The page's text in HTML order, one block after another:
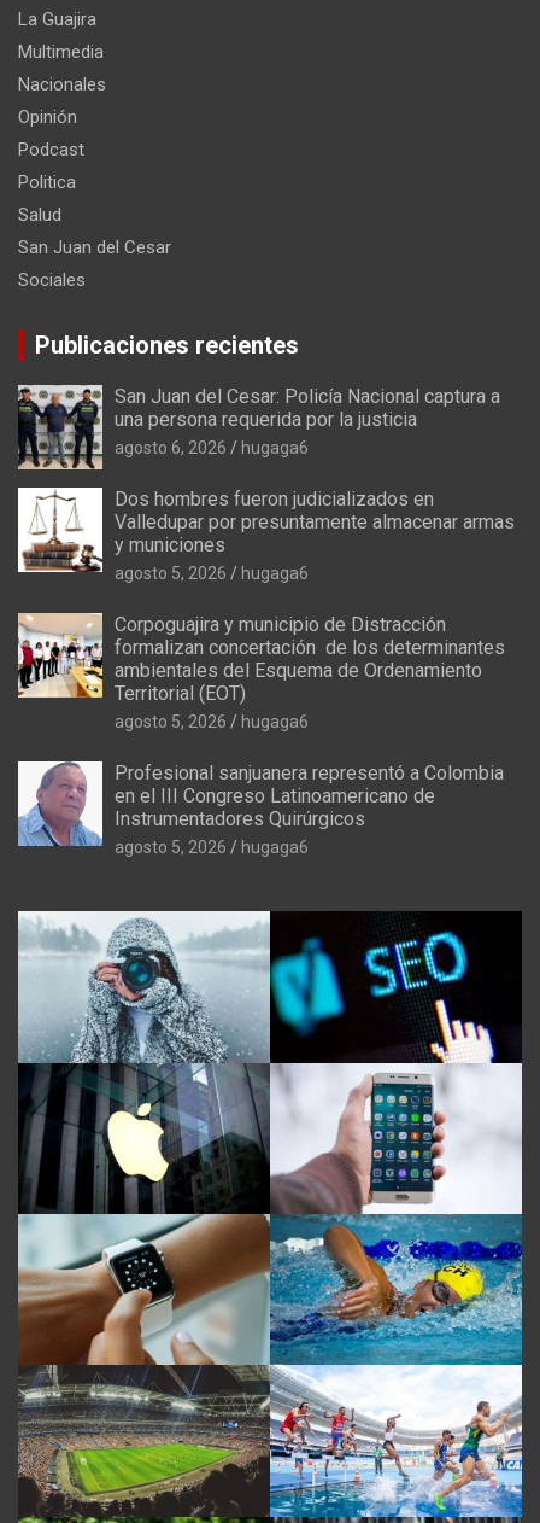
La Guajira
Multimedia
Nacionales
Opinión
Podcast
Politica
Salud
San Juan del Cesar
Sociales
Publicaciones recientes
San Juan del Cesar: Policía Nacional captura a
una persona requerida por la justicia
agosto 6, 2026 hugaga6
Dos hombres fueron judicializados en
Valledupar por presuntamente almacenar armas
y municiones
agosto 5, 2026 hugaga6
Corpoguajira y municipio de Distracción
formalizan concertación de los determinantes
ambientales del Esquema de Ordenamiento
Territorial (EOT)
agosto 5, 2026 hugaga6
Profesional sanjuanera representó a Colombia
en el III Congreso Latinoamericano de
Instrumentadores Quirúrgicos
agosto 5, 2026 hugaga6